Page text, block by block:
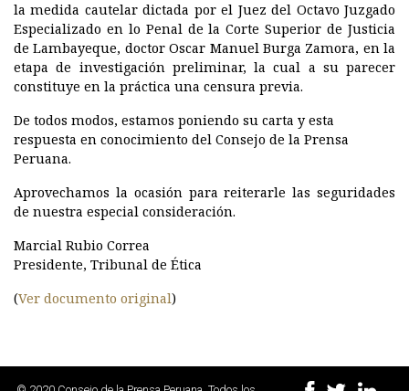
la medida cautelar dictada por el Juez del Octavo Juzgado
Especializado en lo Penal de la Corte Superior de Justicia
de Lambayeque, doctor Oscar Manuel Burga Zamora, en la
etapa de investigación preliminar, la cual a su parecer
constituye en la práctica una censura previa.
De todos modos, estamos poniendo su carta y esta
respuesta en conocimiento del Consejo de la Prensa
Peruana.
Aprovechamos la ocasión para reiterarle las seguridades
de nuestra especial consideración.
Marcial Rubio Correa
Presidente, Tribunal de Ética
(Ver documento original)